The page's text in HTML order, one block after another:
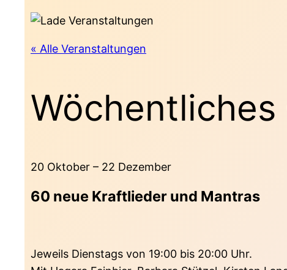
« Alle Veranstaltungen
20 Oktober – 22 Dezember
60 neue Kraftlieder und Mantras
Jeweils Dienstags von 19:00 bis 20:00 Uhr.